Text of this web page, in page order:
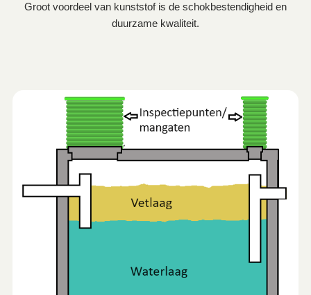
Groot voordeel van kunststof is de schokbestendigheid en
duurzame kwaliteit.